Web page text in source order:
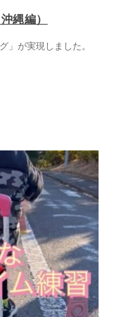
縄編）
」が実現しました。